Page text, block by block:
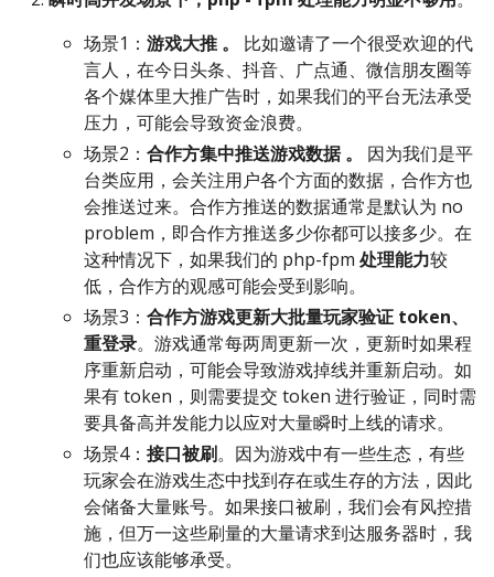
场景1： 游戏大推 。
比如邀请了一个很受欢迎的代
言人，在今日头条、抖音、广点通、微信朋友圈等
各个媒体里大推广告时，如果我们的平台无法承受
压力，可能会导致资金浪费。
场景2： 合作方集中推送游戏数据 。
因为我们是平
台类应用，会关注用户各个方面的数据，合作方也
会推送过来。合作方推送的数据通常是默认为 no
problem，即合作方推送多少你都可以接多少。在
这种情况下，如果我们的 php-fpm 处理能力较
低，合作方的观感可能会受到影响。
场景3： 合作方游戏更新大批量玩家验证 token、
重登录。游戏通常每两周更新一次，更新时如果程
序重新启动，可能会导致游戏掉线并重新启动。如
果有 token，则需要提交 token 进行验证，同时需
要具备高并发能力以应对大量瞬时上线的请求。
场景4： 接口被刷。因为游戏中有一些生态，有些
玩家会在游戏生态中找到存在或生存的方法，因此
会储备大量账号。如果接口被刷，我们会有风控措
施，但万一这些刷量的大量请求到达服务器时，我
们也应该能够承受。